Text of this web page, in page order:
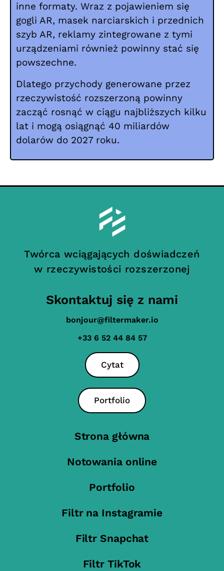
inne formaty. Wraz z pojawieniem się
gogli AR, masek narciarskich i przednich
szyb AR, reklamy zintegrowane z tymi
urządzeniami również powinny stać się
powszechne.
Dlatego przychody generowane przez
rzeczywistość rozszerzoną powinny
zacząć rosnąć w ciągu najbliższych kilku
lat i mogą osiągnąć 40 miliardów
dolarów do 2027 roku.
Twórca wciągających doświadczeń
w rzeczywistości rozszerzonej
Skontaktuj się z nami
bonjour@filtermaker.io
+33 6 52 44 84 57
Cytat
Portfolio
Strona główna
Notowania online
Portfolio
Filtr na Instagramie
Filtr Snapchat
Filtr TikTok